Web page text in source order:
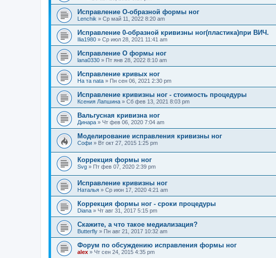
Исправление О-образной формы ног
Lenchik » Ср май 11, 2022 8:20 am
Исправление 0-образной кривизны ног(пластика)при ВИЧ.
Ilia1980 » Ср июл 28, 2021 11:41 am
Исправление О формы ног
lana0330 » Пт янв 28, 2022 8:10 am
Исправление кривых ног
На та nata » Пн сен 06, 2021 2:30 pm
Исправление кривизны ног - стоимость процедуры
Ксения Лапшина » Сб фев 13, 2021 8:03 pm
Вальгусная кривизна ног
Динара » Чт фев 06, 2020 7:04 am
Моделирование исправления кривизны ног
Софи » Вт окт 27, 2015 1:25 pm
Коррекция формы ног
Svg » Пт фев 07, 2020 2:39 pm
Исправление кривизны ног
Наталья » Ср июн 17, 2020 4:21 am
Коррекция формы ног - сроки процедуры
Diana » Чт авг 31, 2017 5:15 pm
Скажите, а что такое медиализация?
Butterfly » Пн авг 21, 2017 10:32 am
Форум по обсуждению исправления формы ног
alex » Чт сен 24, 2015 4:35 pm